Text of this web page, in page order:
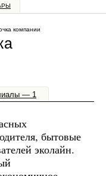
компании
— 1
бытовые
эколайн.